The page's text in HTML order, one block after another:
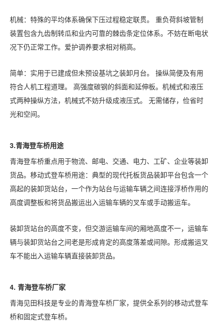
机械：特殊的平均体系确保下压过程稳定联贯。 重负荷斜坡管制
装置包含九齿制转瓜和业内可靠的棘齿条定位体系。不妨在断电状
况下仍正常工作。爱护调养要求相对稍高。
简单：实用于已建成但未预设基坑之装卸月台。 操纵简便及有用
符合人机工程道理。 高强度碳钢的斜面和延伸板。机械式和液压
式两种操纵方法，机械式不妨升级成液压式。 无需储存，俭省时
光和空间。
3.青海登车桥用途
青海登车桥重点用于物流、邮电、交通、电力、工矿、企业等装卸
货品。移动式登车桥用途：典型的现代托板货品装卸平台包含一个
高起的装卸货站台，一个作为站台与运输车辆之间连接浮桥作用的
高度调整板和将货品搬运出入运输车辆的叉车或手动搬运车。
装卸货站台的高度不变，但交游运输车间的厢地高度不一，运输车
辆与装卸货站台之间老是形成肯定的高度落差或间隙。形成搬运叉
车不能出入运输车辆直接装卸货品。
4. 青海登车桥厂家
青海见田科技是专业的青海登车桥厂家，提供全系列的移动式登车
桥和固定式登车桥。